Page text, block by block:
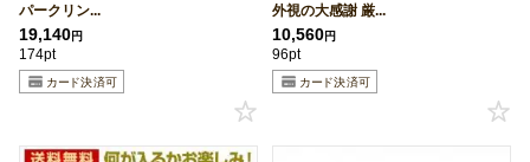
パークリン...
19,140円
174pt
外視の大感謝 厳...
10,560円
96pt